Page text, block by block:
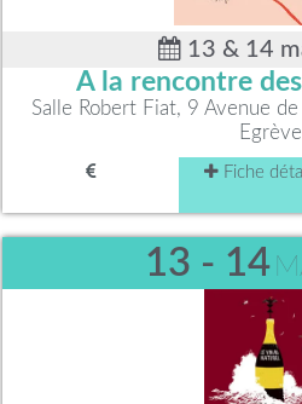
13 & 14
A la rencontre
Salle Robert Fiat, 9 Avenue
Egrève
Fiche
13 - 14